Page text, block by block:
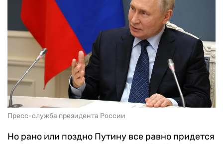
Пресс-служба президента России
Но рано или поздно Путину все равно придется